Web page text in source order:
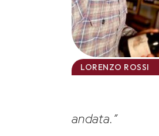
LORENZO ROSSI
andata.”